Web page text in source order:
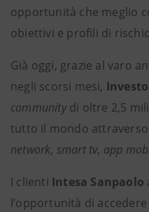
opportunità che meglio
obiettivi e profili di
Già oggi, grazie al varo
negli scorsi mesi,
communitydi oltre 2,5
tutto il mondo
network, smart tv, app
I clienti Intesa Sanpaolo
l’opportunità di accedere